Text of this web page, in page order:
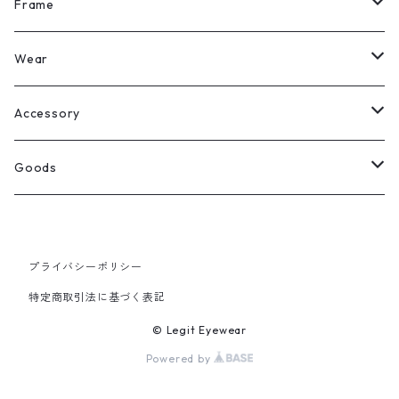
All
Legit Eyewear
Select
Frame
ボストン
ウェリントン
スクエア
ラウンド
Wear
All
Tee
Sewat
Accessory
Ring
Silver
Bracelet
Goods
Cap
プライバシーポリシー
特定商取引法に基づく表記
© Legit Eyewear
Powered by